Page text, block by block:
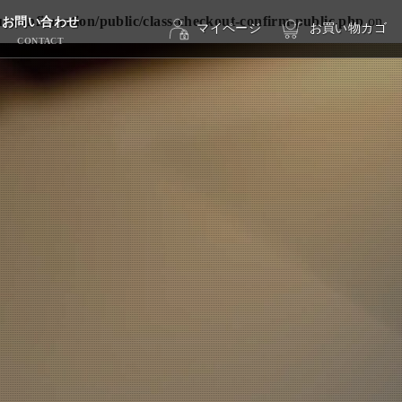
confirmation/public/class-checkout-confirm-public.php on
お問い合わせ
CONTACT
マイページ お買い物カゴ